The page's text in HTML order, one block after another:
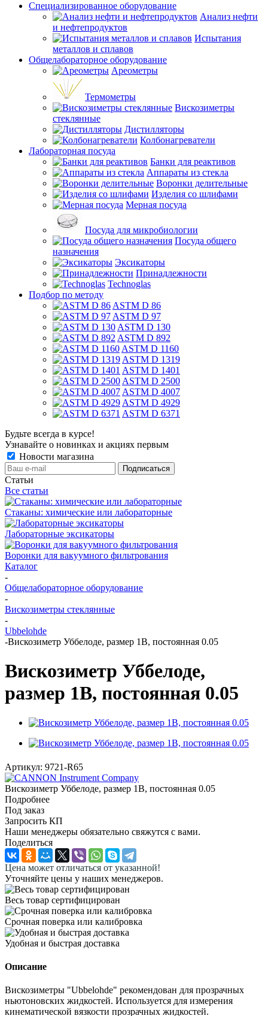
Специализированное оборудование
Анализ нефти
и нефтепродуктов
Испытания
металлов и сплавов
Общелабораторное оборудование
Ареометры
Термометры
Вискозиметры
стеклянные
Дистилляторы
Колбонагреватели
Лабораторная посуда
Банки для реактивов
Аппараты из стекла
Воронки делительные
Изделия со шлифами
Мерная посуда
Посуда для микробиологии
Посуда общего
назначения
Эксикаторы
Принадлежности
Technoglas
Подбор по методу
ASTM D 86
ASTM D 97
ASTM D 130
ASTM D 892
ASTM D 1160
ASTM D 1319
ASTM D 1401
ASTM D 2500
ASTM D 4007
ASTM D 4929
ASTM D 6371
Будьте всегда в курсе!
Узнавайте о новинках и акциях первым
Новости магазина
Статьи
Все статьи
Стаканы: химические или лабораторные
Лабораторные эксикаторы
Воронки для вакуумного фильтрования
Каталог
-
Общелабораторное оборудование
-
Вискозиметры стеклянные
-
Ubbelohde
-Вискозиметр Уббелоде, размер 1B, постоянная 0.05
Вискозиметр Уббелоде,
размер 1B, постоянная 0.05
Артикул: 9721-R65
Вискозиметр Уббелоде, размер 1B, постоянная 0.05
Подробнее
Под заказ
Запросить КП
Наши менеджеры обязательно свяжутся с вами.
Поделиться
Цена может отличаться от указанной!
Уточняйте цены у наших менеджеров.
Весь товар сертифицирован
Срочная поверка или калибровка
Удобная и быстрая доставка
Описание
Вискозиметры "Ubbelohde" рекомендован для прозрачных
ньютоновских жидкостей. Используется для измерения
кинематической вязкости прозрачных жидкостей.